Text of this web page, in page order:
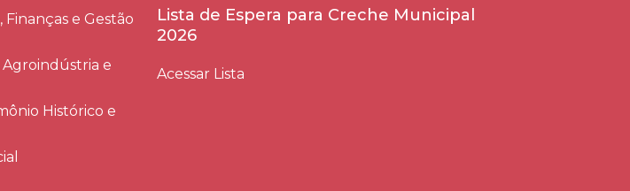
e Gestão
e
Histórico e
Lista de Espera para Creche Municipal
2026
Acessar Lista